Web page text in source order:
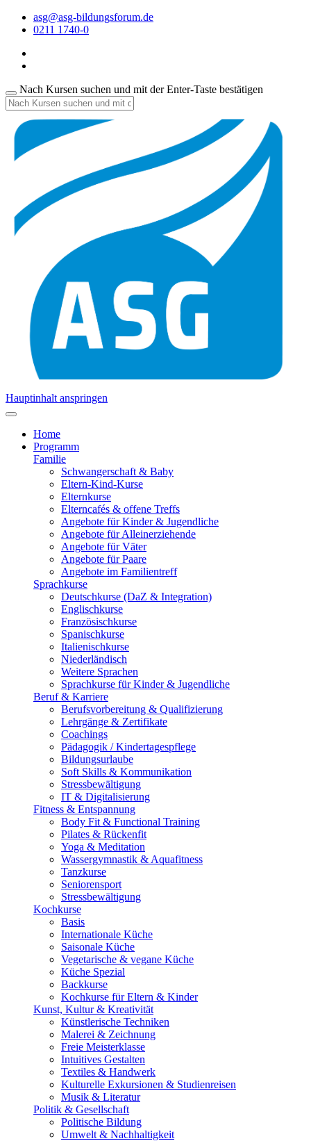
asg@asg-bildungsforum.de
0211 1740-0
Nach Kursen suchen und mit der Enter-Taste bestätigen
Hauptinhalt anspringen
Home
Programm
Familie
Schwangerschaft & Baby
Eltern-Kind-Kurse
Elternkurse
Elterncafés & offene Treffs
Angebote für Kinder & Jugendliche
Angebote für Alleinerziehende
Angebote für Väter
Angebote für Paare
Angebote im Familientreff
Sprachkurse
Deutschkurse (DaZ & Integration)
Englischkurse
Französischkurse
Spanischkurse
Italienischkurse
Niederländisch
Weitere Sprachen
Sprachkurse für Kinder & Jugendliche
Beruf & Karriere
Berufsvorbereitung & Qualifizierung
Lehrgänge & Zertifikate
Coachings
Pädagogik / Kindertagespflege
Bildungsurlaube
Soft Skills & Kommunikation
Stressbewältigung
IT & Digitalisierung
Fitness & Entspannung
Body Fit & Functional Training
Pilates & Rückenfit
Yoga & Meditation
Wassergymnastik & Aquafitness
Tanzkurse
Seniorensport
Stressbewältigung
Kochkurse
Basis
Internationale Küche
Saisonale Küche
Vegetarische & vegane Küche
Küche Spezial
Backkurse
Kochkurse für Eltern & Kinder
Kunst, Kultur & Kreativität
Künstlerische Techniken
Malerei & Zeichnung
Freie Meisterklasse
Intuitives Gestalten
Textiles & Handwerk
Kulturelle Exkursionen & Studienreisen
Musik & Literatur
Politik & Gesellschaft
Politische Bildung
Umwelt & Nachhaltigkeit